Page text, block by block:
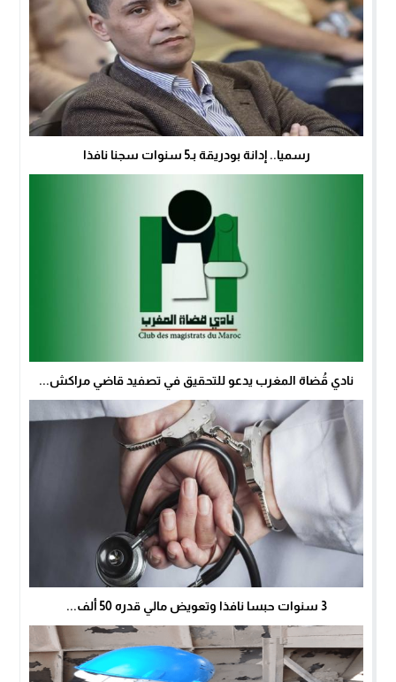
رسميا.. إدانة بودريقة بـ5 سنوات سجنا نافذا
نادي قُضاة المغرب يدعو للتحقيق في تصفيد قاضي مراكش...
3 سنوات حبسا نافذا وتعويض مالي قدره 50 ألف...